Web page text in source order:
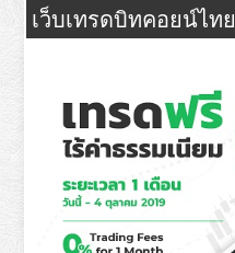
เว็บเทรดบิทคอยน์ไทย